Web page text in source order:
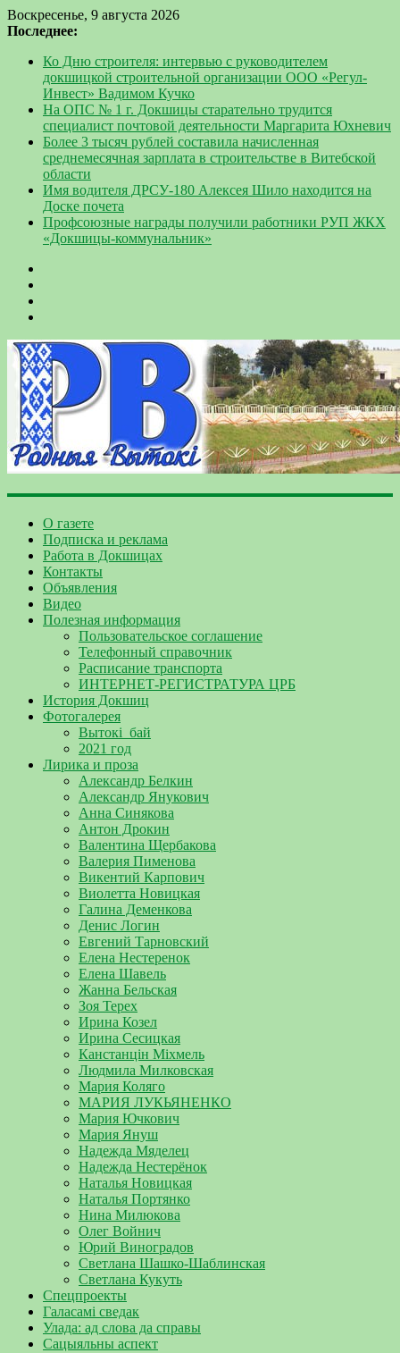
Воскресенье, 9 августа 2026
Последнее:
Ко Дню строителя: интервью с руководителем
докшицкой строительной организации ООО «Регул-
Инвест» Вадимом Кучко
На ОПС № 1 г. Докшицы старательно трудится
специалист почтовой деятельности Маргарита Юхневич
Более 3 тысяч рублей составила начисленная
среднемесячная зарплата в строительстве в Витебской
области
Имя водителя ДРСУ-180 Алексея Шило находится на
Доске почета
Профсоюзные награды получили работники РУП ЖКХ
«Докшицы-коммунальник»
О газете
Подписка и реклама
Работа в Докшицах
Контакты
Объявления
Видео
Полезная информация
Пользовательское соглашение
Телефонный справочник
Расписание транспорта
ИНТЕРНЕТ-РЕГИСТРАТУРА ЦРБ
История Докшиц
Фотогалерея
Вытокі_бай
2021 год
Лирика и проза
Александр Белкин
Александр Янукович
Анна Синякова
Антон Дрокин
Валентина Щербакова
Валерия Пименова
Викентий Карпович
Виолетта Новицкая
Галина Деменкова
Денис Логин
Евгений Тарновский
Елена Нестеренок
Елена Шавель
Жанна Бельская
Зоя Терех
Ирина Козел
Ирина Сесицкая
Канстанцін Міхмель
Людмила Милковская
Мария Коляго
МАРИЯ ЛУКЬЯНЕНКО
Мария Ючкович
Мария Януш
Надежда Мяделец
Надежда Нестерёнок
Наталья Новицкая
Наталья Портянко
Нина Милюкова
Олег Войнич
Юрий Виноградов
Светлана Шашко-Шаблинская
Светлана Кукуть
Спецпроекты
Галасамі сведак
Улада: ад слова да справы
Сацыяльны аспект